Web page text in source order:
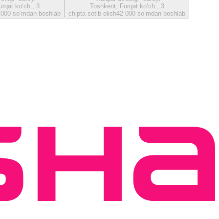
ko‘ch., 3
so‘mdan boshlab
Toshkent, Furqat ko‘ch., 3
chipta sotib olish42 000 so‘mdan boshlab